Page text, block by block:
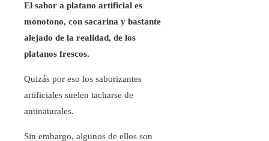
El sabor a platano artificial es
monotono, con sacarina y bastante
alejado de la realidad, de los
platanos frescos.
Quizás por eso los saborizantes
artificiales suelen tacharse de
antinaturales.
Sin embargo, algunos de ellos son